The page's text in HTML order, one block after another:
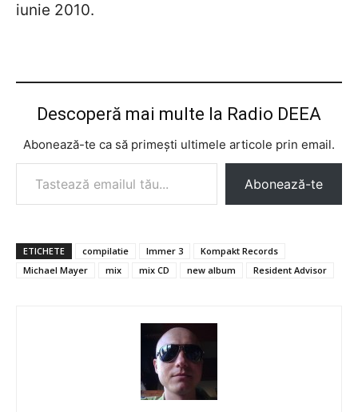
iunie 2010.
Descoperă mai multe la Radio DEEA
Abonează-te ca să primești ultimele articole prin email.
Tastează emailul tău...
Abonează-te
ETICHETE compilatie Immer 3
Kompakt Records
Michael Mayer
mix mix CD new album Resident Advisor